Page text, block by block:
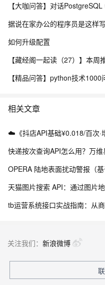
据说在家办公的程序员是这样
如何升级配置
【精品问答】python技术1000
相关文章
快递按次查询API怎么用？万
天猫图片搜索 API：通过图片
tb运营系统接口实战指南：从
关注我们： 新浪微博